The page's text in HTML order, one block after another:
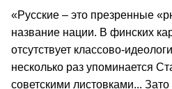
«Русские – это презренные
название нации. В финских
отсутствует классово-
несколько раз упоминается
советскими листовками...